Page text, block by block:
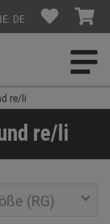
DE
re/li
re/li
(RG)